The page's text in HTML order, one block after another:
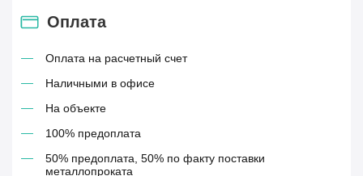
Оплата
Оплата на расчетный счет
Наличными в офисе
На объекте
100% предоплата
50% предоплата, 50% по факту поставки
металлопроката